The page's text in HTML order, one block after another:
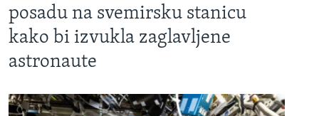
posadu na svemirsku stanicu
kako bi izvukla zaglavljene
astronaute